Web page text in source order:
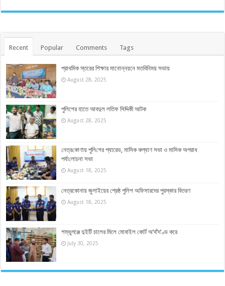
Recent Popular Comments Tags
প্রাথমিক স্তরের শিক্ষার মানোন্নয়নে মতবিনিময় সভায়
August 28, 2025
পুলিশের হাতে আবদুল লতিফ সিদ্দিকী আটক
August 28, 2025
নেত্র‌কোণায় পু‌লি‌শের প্যারেড, মাসিক কল্যাণ সভা ও মাসিক অপরাধ
পর্যা‌লোচনা সভা
August 18, 2025
নেত্রকোনায় জুলাইয়ের শ্রেষ্ঠ পুলিশ অফিসারদের পুরস্কার বিতরণ
August 18, 2025
শম্ভুগঞ্জে দুইটি চালের মিলে মোবাইল কোর্ট অ’র্থ’দ’ণ্ড করে
July 30, 2025